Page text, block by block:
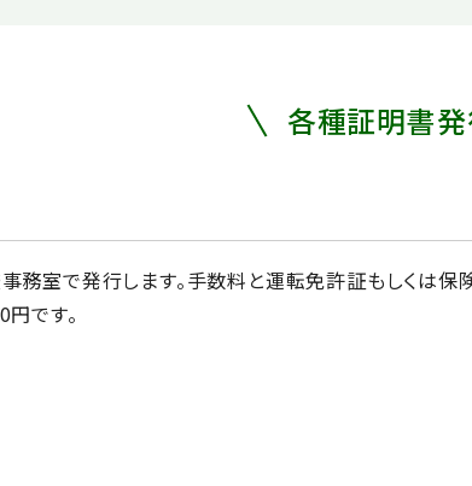
各種証明書
室で発行します。手数料と運転免許証もしくは保
です。